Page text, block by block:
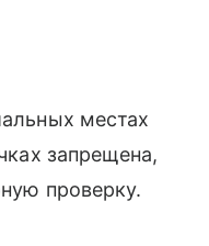
местах
запрещена,
проверку.